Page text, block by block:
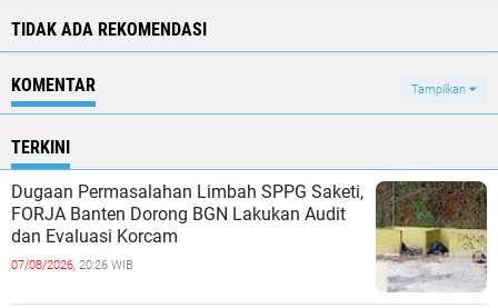
TIDAK ADA REKOMENDASI
KOMENTAR Tampilkan
TERKINI
Dugaan Permasalahan Limbah SPPG Saketi,
FORJA Banten Dorong BGN Lakukan Audit
dan Evaluasi Korcam
07/08/2026, 20:26 WIB